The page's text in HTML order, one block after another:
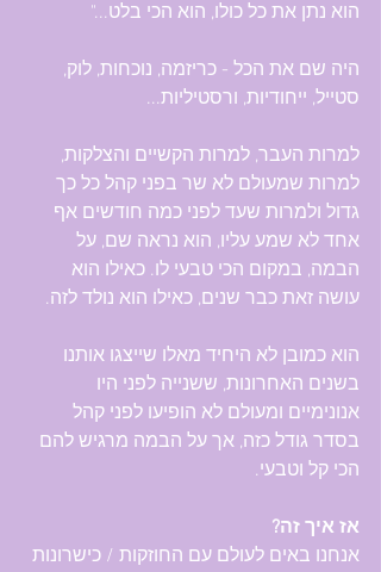
הוא נתן את כל כולו, הוא הכי בלט..."
היה שם את הכל - כריזמה, נוכחות, לוק,
סטייל, ייחודיות, ורסטיליות...
למרות העבר, למרות הקשיים והצלקות,
למרות שמעולם לא שר בפני קהל כל כך
גדול ולמרות שעד לפני כמה חודשים אף
אחד לא שמע עליו, הוא נראה שם, על
הבמה, במקום הכי טבעי לו. כאילו הוא
עושה זאת כבר שנים, כאילו הוא נולד לזה.
הוא כמובן לא היחיד מאלו שייצגו אותנו
בשנים האחרונות, ששנייה לפני היו
אנונימיים ומעולם לא הופיעו לפני קהל
בסדר גודל כזה, אך על הבמה מרגיש להם
הכי קל וטבעי.
אז איך זה?
אנחנו באים לעולם עם החוזקות / כישרונות